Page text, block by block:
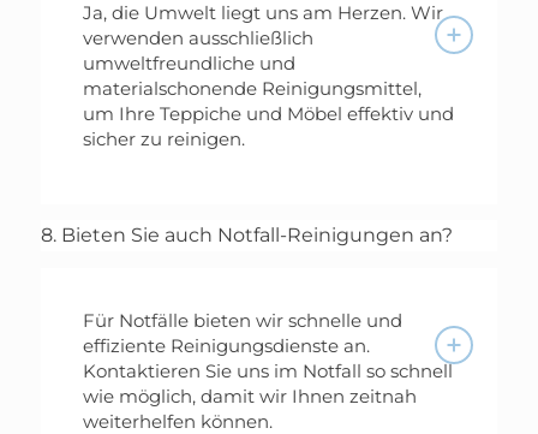
Ja, die Umwelt liegt uns am Herzen. Wir
verwenden ausschließlich
umweltfreundliche und
materialschonende Reinigungsmittel,
um Ihre Teppiche und Möbel effektiv und
sicher zu reinigen.
8. Bieten Sie auch Notfall-Reinigungen an?
Für Notfälle bieten wir schnelle und
effiziente Reinigungsdienste an.
Kontaktieren Sie uns im Notfall so schnell
wie möglich, damit wir Ihnen zeitnah
weiterhelfen können.